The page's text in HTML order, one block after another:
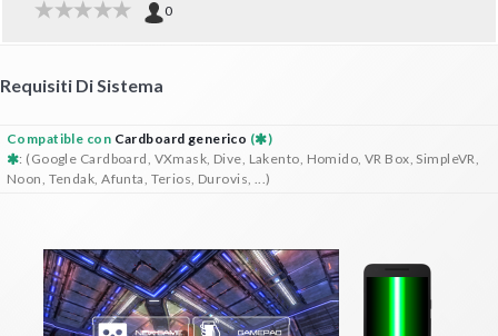
0
Requisiti Di Sistema
Compatible con Cardboard generico (
)
: (Google Cardboard, VXmask, Dive, Lakento, Homido, VR Box, SimpleVR,
Noon, Tendak, Afunta, Terios, Durovis, ...)